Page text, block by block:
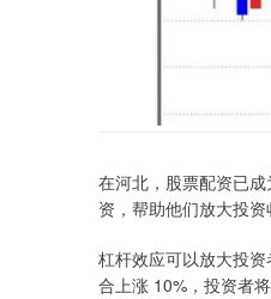
在河北，股票配资已
资，帮助他们放大投资
杠杆效应可以放大投
合上涨 10%，投资者